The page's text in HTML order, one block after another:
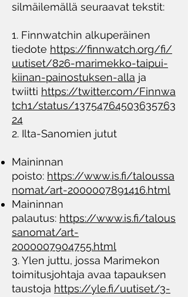
silmäilemällä seuraavat tekstit:
1. Finnwatchin alkuperäinen
tiedote https://finnwatch.org/fi/
uutiset/826-marimekko-taipui-
kiinan-painostuksen-alla ja
twiitti https://twitter.com/Finnwa
tch1/status/13754764503635763
24
2. Ilta-Sanomien jutut
Maininnan
poisto: https://www.is.fi/taloussa
nomat/art-2000007891416.html
Maininnan
palautus: https://www.is.fi/talous
sanomat/art-
2000007904755.html
3. Ylen juttu, jossa Marimekon
toimitusjohtaja avaa tapauksen
taustoja https://yle.fi/uutiset/3-